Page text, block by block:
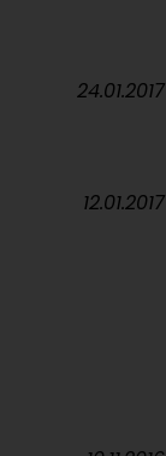
24.01.2017
12.01.2017